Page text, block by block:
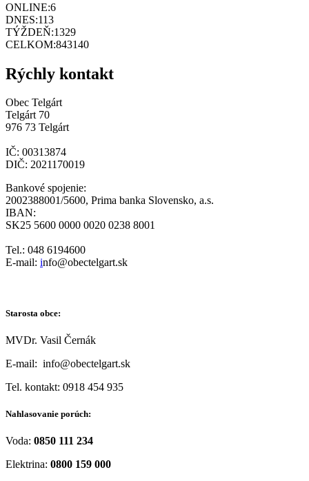
ONLINE:6
DNES:113
TÝŽDEŇ:1329
CELKOM:843140
Rýchly kontakt
Obec Telgárt
Telgárt 70
976 73 Telgárt
IČ: 00313874
DIČ: 2021170019
Bankové spojenie:
2002388001/5600, Prima banka Slovensko, a.s.
IBAN:
SK25 5600 0000 0020 0238 8001
Tel.: 048 6194600
E-mail: info@obectelgart.sk
Starosta obce:
MVDr. Vasil Černák
E-mail: info@obectelgart.sk
Tel. kontakt: 0918 454 935
Nahlasovanie porúch:
Voda: 0850 111 234
Elektrina: 0800 159 000